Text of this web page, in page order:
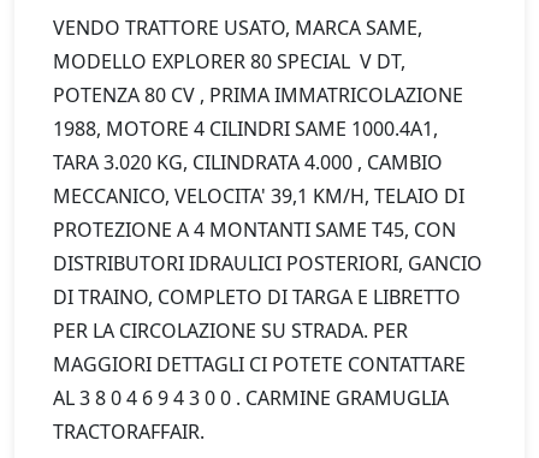
VENDO TRATTORE USATO, MARCA SAME,
MODELLO EXPLORER 80 SPECIAL  V DT,
POTENZA 80 CV , PRIMA IMMATRICOLAZIONE
1988, MOTORE 4 CILINDRI SAME 1000.4A1,
TARA 3.020 KG, CILINDRATA 4.000 , CAMBIO
MECCANICO, VELOCITA' 39,1 KM/H, TELAIO DI
PROTEZIONE A 4 MONTANTI SAME T45, CON
DISTRIBUTORI IDRAULICI POSTERIORI, GANCIO
DI TRAINO, COMPLETO DI TARGA E LIBRETTO
PER LA CIRCOLAZIONE SU STRADA. PER
MAGGIORI DETTAGLI CI POTETE CONTATTARE
AL 3 8 0 4 6 9 4 3 0 0 . CARMINE GRAMUGLIA
TRACTORAFFAIR.